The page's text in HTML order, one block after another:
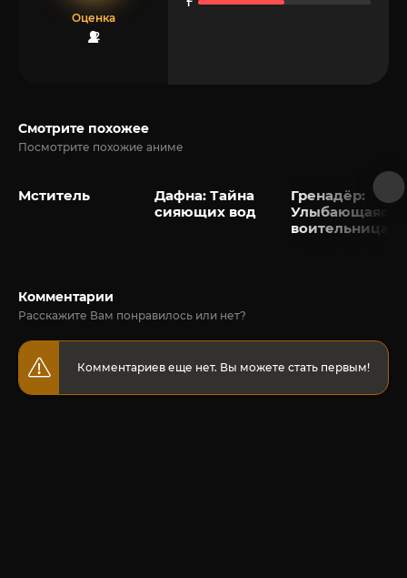
Оценка
2
Смотрите похожее
Посмотрите похожие аниме
Мститель
Дафна: Тайна
сияющих вод
Гренадёр:
Улыбающаяся
воительница
Комментарии
Расскажите Вам понравилось или нет?
Комментариев еще нет. Вы можете стать первым!